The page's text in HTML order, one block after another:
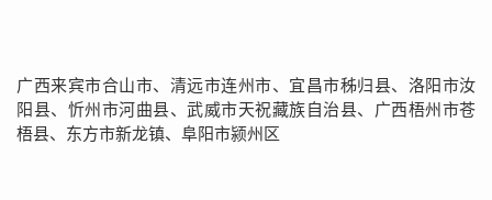
广西来宾市合山市、清远市连州市、宜昌市秭归县、洛阳市汝
阳县、忻州市河曲县、武威市天祝藏族自治县、广西梧州市苍
梧县、东方市新龙镇、阜阳市颍州区